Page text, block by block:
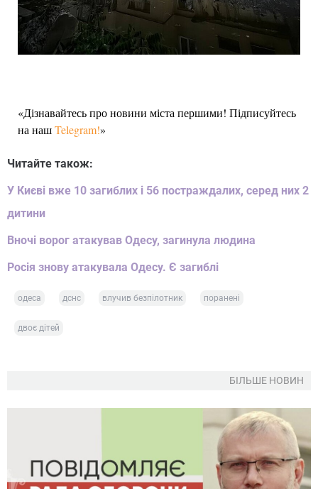
«Дізнавайтесь про новини міста першими! Підписуйтесь
на нашTelegram!»
Читайте також:
У Києві вже 10 загиблих і 56 постраждалих, серед них 2
дитини
Вночі ворог атакував Одесу, загинула людина
Росія знову атакувала Одесу. Є загиблі
одеса дснс влучив безпілотник поранені
двоє дітей
БІЛЬШЕ НОВИН